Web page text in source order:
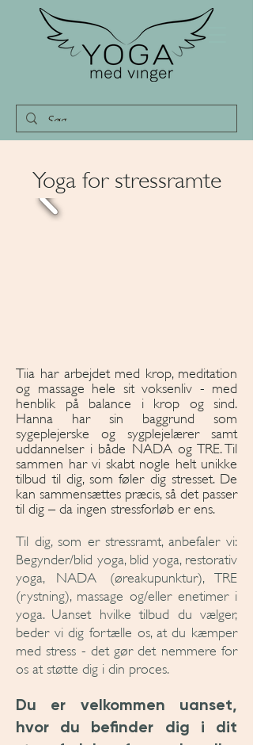
Yoga for stressramte
Tiia har arbejdet med krop, meditation
og massage hele sit voksenliv - med
henblik på balance i krop og sind.
Hanna har sin baggrund som
sygeplejerske og sygplejelærer samt
uddannelser i både NADA og TRE. Til
sammen har vi skabt nogle helt unikke
tilbud til dig, som føler dig stresset. De
kan sammensættes præcis, så det passer
til dig – da ingen stressforløb er ens.
Til dig, som er stressramt, anbefaler vi:
Begynder/blid yoga, blid yoga, restorativ
yoga, NADA (øreakupunktur), TRE
(rystning), massage og/eller enetimer i
yoga. Uanset hvilke tilbud du vælger,
beder vi dig fortælle os, at du kæmper
med stress - det gør det ne mmere for
os at støtte dig i din proces.
Du er velkommen uanset,
hvor du befinder dig i dit